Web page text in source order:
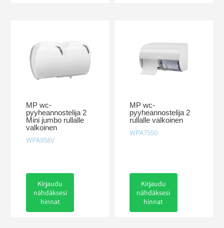
MP wc-
pyyheannostelija 2
Mini jumbo rullalle
valkoinen
WPA958V
Kirjaudu
nähdäksesi
hinnat
MP wc-
pyyheannostelija 2
rullalle valkoinen
WPA7550
Kirjaudu
nähdäksesi
hinnat